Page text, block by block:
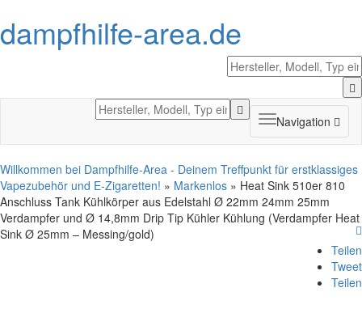
dampfhilfe-area.de
Toggle
navigation
Navigation
Willkommen bei Dampfhilfe-Area - Deinem Treffpunkt für erstklassiges
Vapezubehör und E-Zigaretten! » Markenlos » Heat Sink 510er 810
Anschluss Tank Kühlkörper aus Edelstahl Ø 22mm 24mm 25mm
Verdampfer und Ø 14,8mm Drip Tip Kühler Kühlung (Verdampfer Heat
Sink Ø 25mm – Messing/gold)
Teilen
Tweet
Teilen